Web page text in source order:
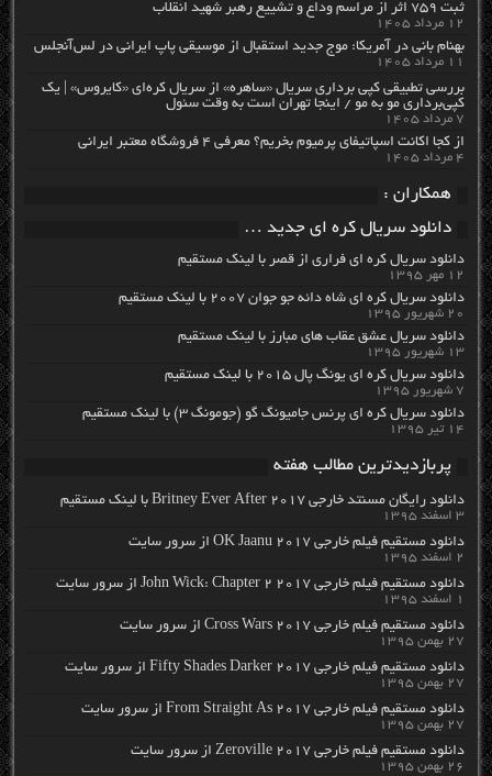
ثبت ۷۵۹ اثر از مراسم وداع و تشییع رهبر شهید انقلاب
۱۲ مرداد ۱۴۰۵
بهنام بانی در آمریکا: موج جدید استقبال از موسیقی پاپ ایرانی در لس‌آنجلس
۱۱ مرداد ۱۴۰۵
بررسی تطبیقی کپی برداری سریال «ساهره» از سریال کره‌ای «کایروس» | یک
کپی‌برداری مو به مو / اینجا تهران است به وقت سئول
۷ مرداد ۱۴۰۵
از کجا اکانت اسپاتیفای پرمیوم بخریم؟ معرفی ۴ فروشگاه معتبر ایرانی
۴ مرداد ۱۴۰۵
همکاران :
دانلود سریال کره ای جدید …
دانلود سریال کره ای فراری از قصر با لینک مستقیم
۱۲ مهر ۱۳۹۵
دانلود سریال کره ای شاه دائه جو جوان ۲۰۰۷ با لینک مستقیم
۲۰ شهریور ۱۳۹۵
دانلود سریال عشق عقاب های مبارز با لینک مستقیم
۱۳ شهریور ۱۳۹۵
دانلود سریال کره ای یونگ پال ۲۰۱۵ با لینک مستقیم
۷ شهریور ۱۳۹۵
دانلود سریال کره ای پرنس جامیونگ گو (جومونگ ۳) با لینک مستقیم
۱۴ تیر ۱۳۹۵
پربازدیدترین مطالب هفته
دانلود رایگان مسنتد خارجی Britney Ever After 2017 با لینک مستقیم
۳ اسفند ۱۳۹۵
دانلود مستقیم فیلم خارجی OK Jaanu 2017 از سرور سایت
۲ اسفند ۱۳۹۵
دانلود مستقیم فیلم خارجی John Wick: Chapter 2 2017 از سرور سایت
۱ اسفند ۱۳۹۵
دانلود مستقیم فیلم خارجی Cross Wars 2017 از سرور سایت
۲۷ بهمن ۱۳۹۵
دانلود مستقیم فیلم خارجی Fifty Shades Darker 2017 از سرور سایت
۲۷ بهمن ۱۳۹۵
دانلود مستقیم فیلم خارجی From Straight As 2017 از سرور سایت
۲۷ بهمن ۱۳۹۵
دانلود مستقیم فیلم خارجی Zeroville 2017 از سرور سایت
۲۶ بهمن ۱۳۹۵